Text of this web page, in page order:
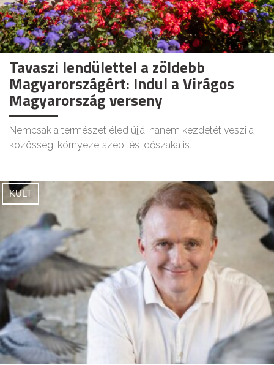
Tavaszi lendülettel a zöldebb
Magyarországért: Indul a Virágos
Magyarország verseny
Nemcsak a természet éled újjá, hanem kezdetét veszi a
közösségi környezetszépítés időszaka is.
KULT